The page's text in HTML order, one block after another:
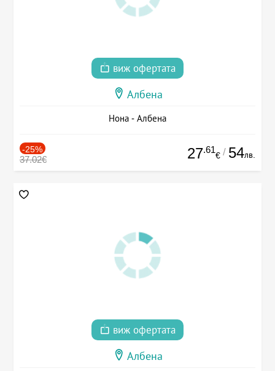
виж офертата
Албена
Нона - Албена
-25%
37.02€ 27.61
€ / 54лв.
виж офертата
Албена